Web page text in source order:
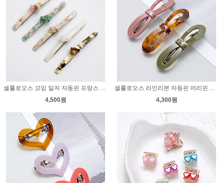
셀룰로오스 꼬임 일자 자동핀 프랑스 머리핀 반머리 올림머리 헤어핀
4,500원
셀룰로오스 라인리본 자동핀 머리핀 헤어핀
4,300원